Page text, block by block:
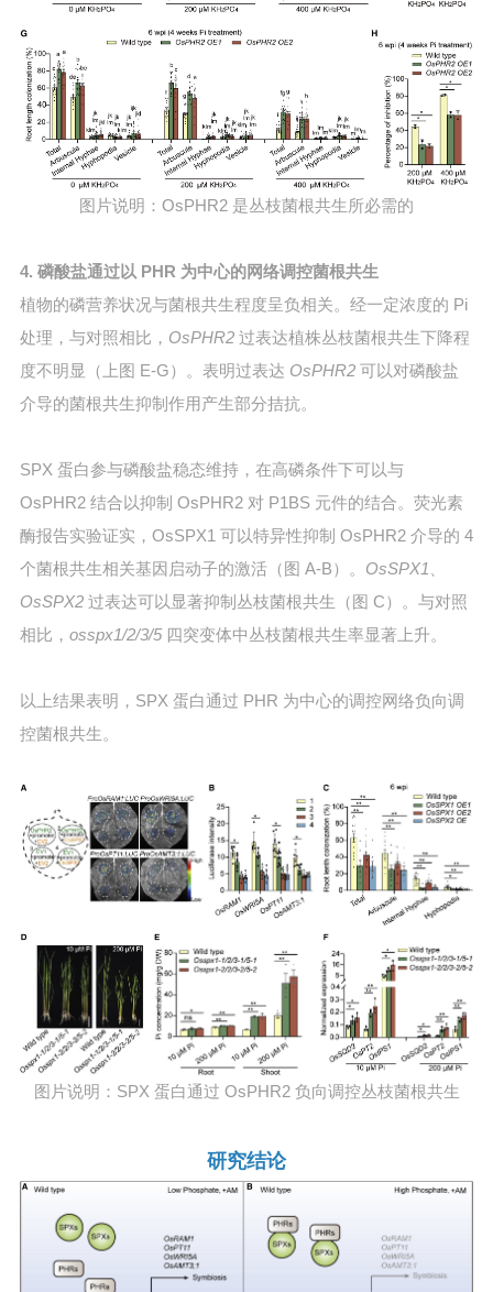
图片说明：OsPHR2 是丛枝菌根共生所必需的
4. 磷酸盐通过以 PHR 为中心的网络调控菌根共生
植物的磷营养状况与菌根共生程度呈负相关。经一定浓度的 Pi
处理，与对照相比， OsPHR2过表达植株丛枝菌根共生下降程
度不明显（上图 E-G）。表明过表达 OsPHR2可以对磷酸盐
介导的菌根共生抑制作用产生部分拮抗。
SPX 蛋白参与磷酸盐稳态维持，在高磷条件下可以与
OsPHR2 结合以抑制 OsPHR2 对 P1BS 元件的结合。荧光素
酶报告实验证实，OsSPX1 可以特异性抑制 OsPHR2 介导的 4
个菌根共生相关基因启动子的激活（图 A-B）。 OsSPX1
OsSPX2过表达可以显著抑制丛枝菌根共生（图 C）。与对照
相比， osspx1/2/3/5四突变体中丛枝菌根共生率显著上升。
以上结果表明，SPX 蛋白通过 PHR 为中心的调控网络负向调
控菌根共生。
图片说明：SPX 蛋白通过 OsPHR2 负向调控丛枝菌根共生
研究结论